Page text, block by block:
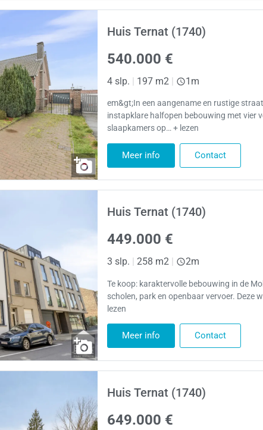
Huis Ternat (1740)
540.000 €
4 slp. | 197 m2 | 1m
em&gt;In een aangename en rustige
instapklare halfopen bebouwing met vier
slaapkamers op… + lezen
Meer info Contact
Huis Ternat (1740)
449.000 €
3 slp. 258 m2 2m
Te koop: karaktervolle bebouwing in de
scholen, park en openbaar vervoer. Deze
lezen
Meer info Contact
Huis Ternat (1740)
649.000 €